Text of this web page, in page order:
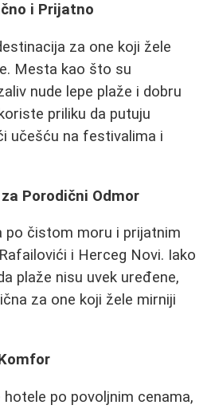
i Prijatno
za one koji žele
Mesta kao što su
nude lepe plaže i dobru
priliku da putuju
učešću na festivalima i
Porodični Odmor
po čistom moru i prijatnim
i Herceg Novi. Iako
plaže nisu uvek uređene,
za one koji žele mirniji
po povoljnim cenama,